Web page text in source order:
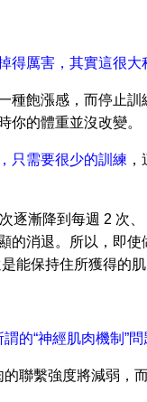
得厲害，其實這很大
種飽漲感，而停止
你的體重並沒改變。
只需要很少的訓練
逐漸降到每週 2 次
的消退。所以，即使
能保持住所獲得的
的“神經肌肉機制”問
聯繫強度將減弱，